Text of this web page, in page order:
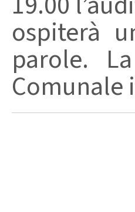
ospiterà
parole.
Comunale